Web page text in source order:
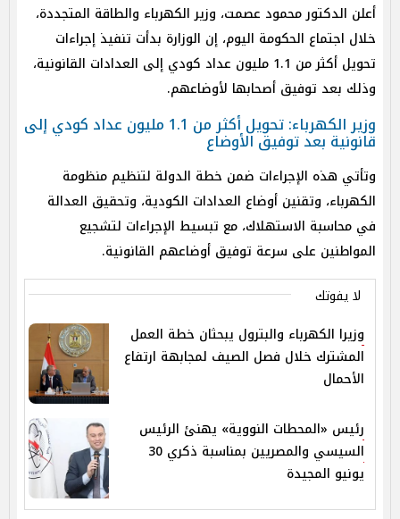
أعلن الدكتور محمود عصمت، وزير الكهرباء والطاقة المتجددة،
خلال اجتماع الحكومة اليوم، إن الوزارة بدأت تنفيذ إجراءات
تحويل أكثر من 1.1 مليون عداد كودي إلى العدادات القانونية،
وذلك بعد توفيق أصحابها لأوضاعهم.
وزير الكهرباء: تحويل أكثر من 1.1 مليون عداد كودي إلى
قانونية بعد توفيق الأوضاع
وتأتي هذه الإجراءات ضمن خطة الدولة لتنظيم منظومة
الكهرباء، وتقنين أوضاع العدادات الكودية، وتحقيق العدالة
في محاسبة الاستهلاك، مع تبسيط الإجراءات لتشجيع
المواطنين على سرعة توفيق أوضاعهم القانونية.
لا يفوتك
وزيرا الكهرباء والبترول يبحثان خطة العمل
المشترك خلال فصل الصيف لمجابهة ارتفاع
الأحمال
رئيس «المحطات النووية» يهنئ الرئيس
السيسي والمصريين بمناسبة ذكري 30
يونيو المجيدة